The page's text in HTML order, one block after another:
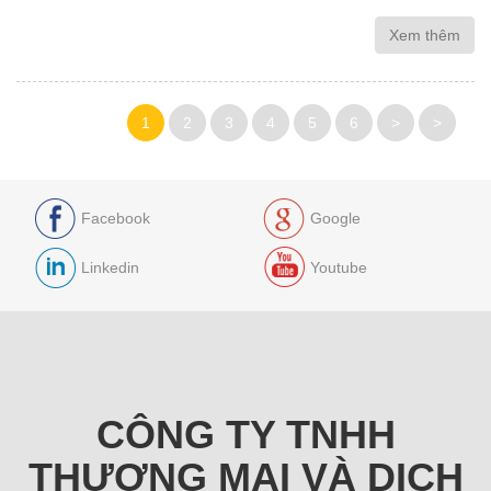
Xem thêm
1 2 3 4 5 6 > >
Facebook Google
Linkedin Youtube
CÔNG TY TNHH
THƯƠNG MẠI VÀ DỊCH